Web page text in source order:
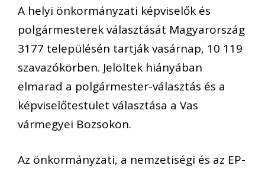
A helyi önkormányzati képviselők és
polgármesterek választását Magyarország
3177 településén tartják vasárnap, 10 119
szavazókörben. Jelöltek hiányában
elmarad a polgármester-választás és a
képviselőtestület választása a Vas
vármegyei Bozsokon.
Az önkormányzati, a nemzetiségi és az EP-